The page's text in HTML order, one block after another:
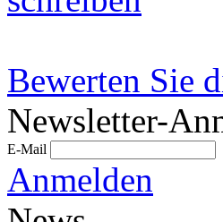
Bewerten Sie
Newsletter-
E-Mail
Anmelden